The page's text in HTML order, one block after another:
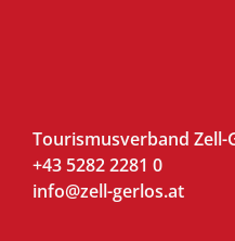
Tourismusverband Zell-
+43 5282 2281 0
info@zell-gerlos.at